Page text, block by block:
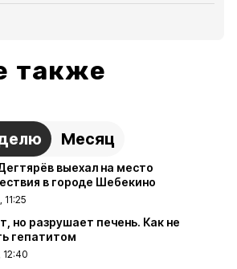
также
Месяц
выехал на место
в городе Шебекино
11:25
но разрушает печень. Как не
гепатитом
12:40